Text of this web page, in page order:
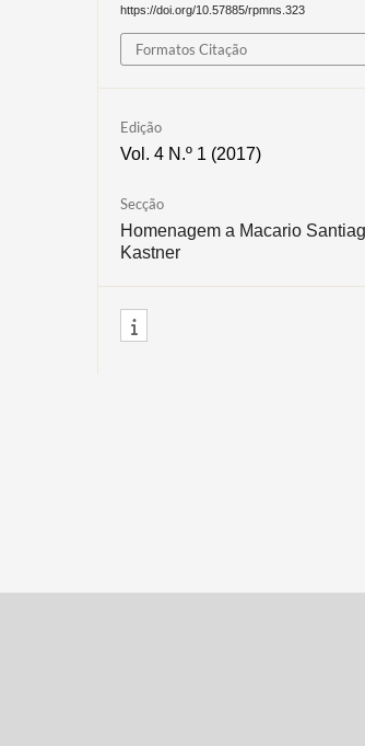
https://doi.org/10.57885/rpmns.323
Formatos Citação
Edição
Vol. 4 N.º 1 (2017)
Secção
Homenagem a Macario
Kastner